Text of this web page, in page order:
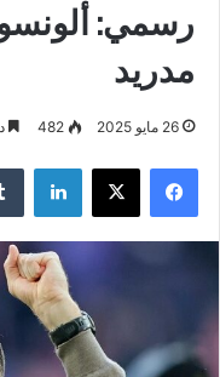
رسمي: ألونسو
مدريد
26 مايو 2025 482
فيسبوك ‫X